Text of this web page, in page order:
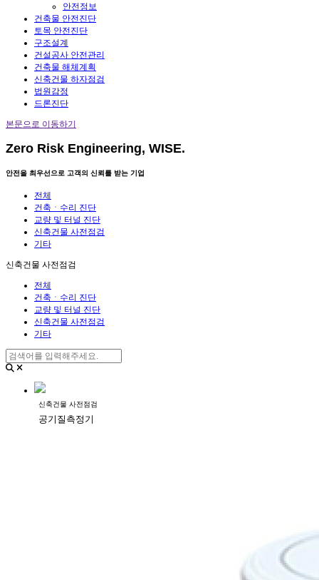
안전정보
건축물 안전진단
토목 안전진단
구조설계
건설공사 안전관리
건축물 해체계획
신축건물 하자점검
법원감정
드론진단
본문으로 이동하기
Zero Risk Engineering, WISE.
안전을 최우선으로 고객의 신뢰를 받는 기업
전체
건축ㆍ수리 진단
교량 및 터널 진단
신축건물 사전점검
기타
신축건물 사전점검
전체
건축ㆍ수리 진단
교량 및 터널 진단
신축건물 사전점검
기타
신축건물 사전점검
공기질측정기